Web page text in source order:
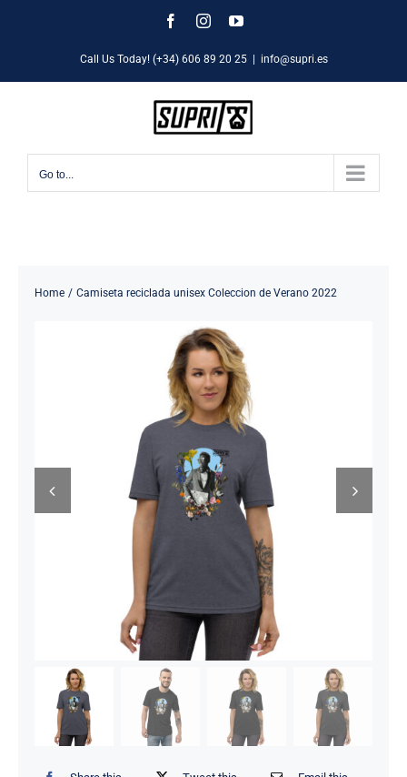
FacebookInstagramYouTube
Call Us Today! (+34) 606 89 20 25 info@supri.es
Go to...
Home Camiseta reciclada unisex Coleccion de Verano 2022